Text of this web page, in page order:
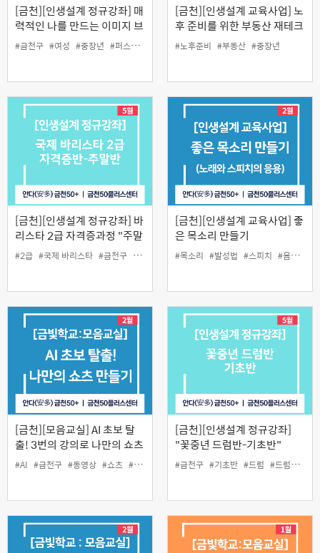
[금천][인생설계 정규강좌] 매
력적인 나를 만드는 이미지 브
랜딩
#금천구 #여성 #중장년 #퍼스널컬러
[금천][인생설계 교육사업] 노
후 준비를 위한 부동산 재테크
#노후준비 #부동산 #중장년
[금천][인생설계 정규강좌] 바
리스타 2급 자격증과정 "주말
반"
#2급 #국제 바리스타 #금천구 #자격증과정 #자체시험
[금천][인생설계 교육사업] 좋
은 목소리 만들기
#목소리 #발성법 #스피치 #음악
[금천][모음교실] AI 초보 탈
출! 3번의 강의로 나만의 쇼츠
완성
#AI #금천구 #동영상 #쇼츠 #중장년 #편집
[금천][인생설계 정규강좌]
"꽃중년 드럼반-기초반"
#금천구 #기초반 #드럼 #드럼교실